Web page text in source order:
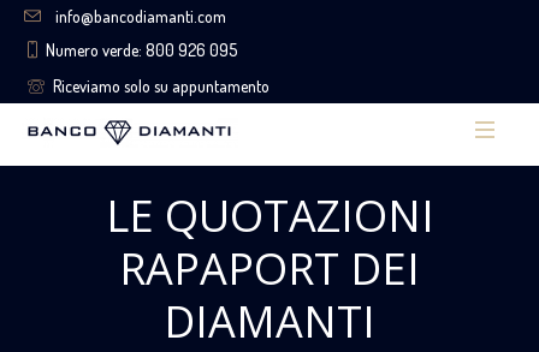
info@bancodiamanti.com
Numero verde: 800 926 095
Riceviamo solo su appuntamento
LE QUOTAZIONI
RAPAPORT DEI
DIAMANTI